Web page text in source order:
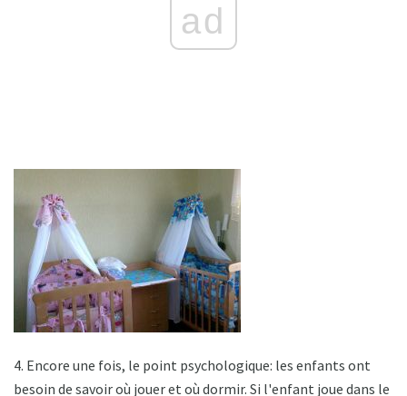
ad
4. Encore une fois, le point psychologique: les enfants ont
besoin de savoir où jouer et où dormir. Si l'enfant joue dans le